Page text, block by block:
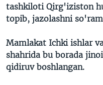
tashkiloti Qirg'iziston
topib, jazolashni
Mamlakat Ichki ishlar
shahrida bu borada
qidiruv boshlangan.